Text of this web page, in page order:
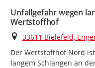
Unfallgefahr wegen
Wertstoffhof
Ort
33611 Bielefeld,
Der Wertstoffhof Nord
langem Schlangen an